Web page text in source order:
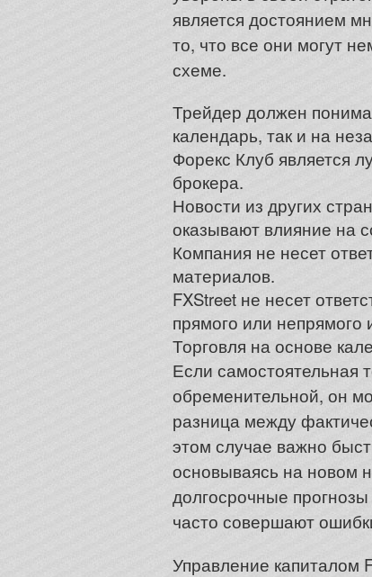
является достоянием
то, что все они могут
схеме.
Трейдер должен
календарь, так и на
Форекс Клуб является
брокера.
Новости из других
оказывают влияние на
Компания не несет
материалов.
FXStreet не несет
прямого или
Торговля на основе
Если самостоятельная
обременительной, он
разница между
этом случае важно
основываясь на новом
долгосрочные
часто совершают
Управление капиталом